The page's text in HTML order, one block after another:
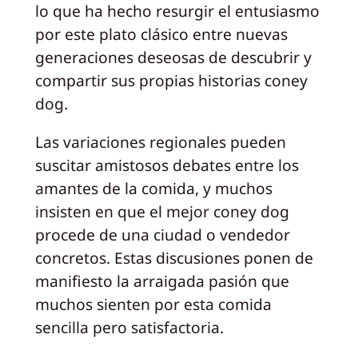
lo que ha hecho resurgir el entusiasmo
por este plato clásico entre nuevas
generaciones deseosas de descubrir y
compartir sus propias historias coney
dog.
Las variaciones regionales pueden
suscitar amistosos debates entre los
amantes de la comida, y muchos
insisten en que el mejor coney dog
procede de una ciudad o vendedor
concretos. Estas discusiones ponen de
manifiesto la arraigada pasión que
muchos sienten por esta comida
sencilla pero satisfactoria.